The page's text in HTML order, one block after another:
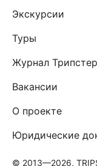
Экскурсии
Туры
Журнал
Вакансии
О проекте
Юридические
© 2013—2026,